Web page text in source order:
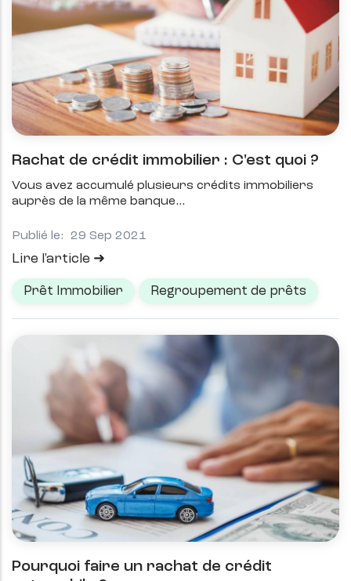
Rachat de crédit immobilier : C'est quoi ?
Vous avez accumulé plusieurs crédits immobiliers
auprès de la même banque
Publié le: 29 Sep 2021
Lire l'article
Prêt Immobilier Regroupement de prêts
Pourquoi faire un rachat de crédit